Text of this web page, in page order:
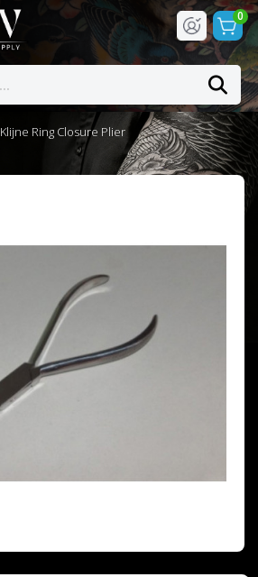
0
Klijne Ring Closure Plier